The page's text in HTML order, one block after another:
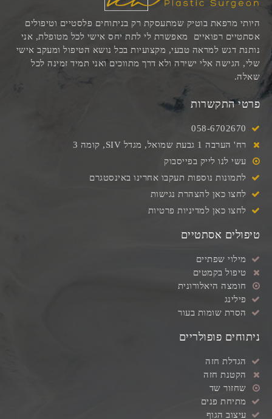
ניתוחים פופולריים
הגדלת חזה
הקטנת חזה
שחזור שד
מתיחת פנים
עיצוב הגוף
טיפולים אסתטיים
מילוי שפתיים
טיפול בקמטים
חומצה היאלורונית
פילינג
הסרת שומות בעור
פרטי התקשרות
058-6702670
רח' הערבה 1 גבעת שמואל, מגדל SIV, קומה 3
עשי לנו לייק בפייסבוק
לתמונות נוספות תעקבו אחרינו באינסטגרם
לחצו כאן להצהרת נגישות
לחצו כאן למדיניות פרטיות
היותי מרפאת בוטיק שמתעסקת רק בניתוחים פלסטיים וטיפולים
אסתטיים רפואיים מאפשרת לי לתת יחס אישי לכל מטופלת, אני
נותנת דגש למראה טבעי, מקצועיות בכל נושא הטיפול ומעקב אישי
שלי, הגישה אלי ישירה ולא דרך מתווכים ואני תמיד זמינה לכל
שאלה.